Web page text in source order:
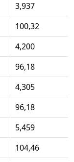
3,937
100,32
4,200
96,18
4,305
96,18
5,459
104,46